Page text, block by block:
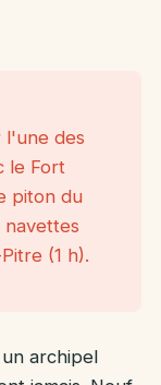
l'une des
le Fort
piton du
navettes
(1 h).
archipel